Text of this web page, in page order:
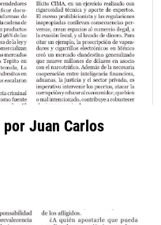
Juan Carlos